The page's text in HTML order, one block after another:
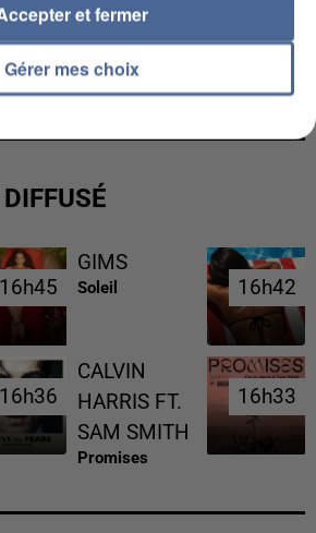
300 000 CLIENTS DÉROBÉES À
UNE...
16h45
16h45
GIMS
Soleil 16h42
16h42
16h36
16h36
CALVIN
HARRIS FT.
SAM SMITH
Promises
16h33
16h33
Gérer mes choix
et fermer